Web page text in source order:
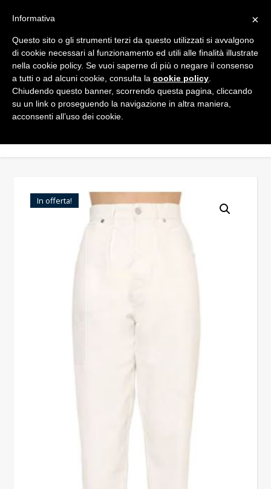
In offerta!
×
Informativa
Questo sito o gli strumenti terzi da questo utilizzati si avvalgono
di cookie necessari al funzionamento ed utili alle finalità illustrate
nella cookie policy. Se vuoi saperne di più o negare il consenso
a tutti o ad alcuni cookie, consulta la cookie policy
Chiudendo questo banner, scorrendo questa pagina, cliccando
su un link o proseguendo la navigazione in altra maniera,
acconsenti all’uso dei cookie.